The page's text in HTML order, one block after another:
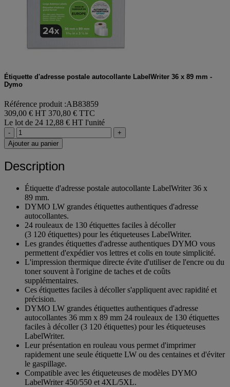
Étiquette d'adresse postale autocollante LabelWriter 36 x 89 mm -
Dymo
Référence produit :AB83859
309,00 € HT 370,80 € TTC
Le lot de 24 12,88 € HT l'unité
-
+
Ajouter au panier
Description
Étiquette d'adresse postale autocollante LabelWriter 36 x
89 mm.
DYMO LW grandes étiquettes authentiques d'adresse
autocollantes.
24 rouleaux de 130 étiquettes faciles à décoller
(3 120 étiquettes) pour les étiqueteuses LabelWriter.
Les grandes étiquettes d'adresse authentiques DYMO vous
permettent d'expédier vos lettres et colis en toute simplicité.
L'impression thermique directe évite d'utiliser de l'encre ou du
toner souvent à l'origine de taches et de coûts
supplémentaires.
Ces étiquettes faciles à décoller s'appliquent avec rapidité et
précision.
DYMO LW grandes étiquettes authentiques d'adresse
autocollantes 36 mm x 89 mm 24 rouleaux de 130 étiquettes
faciles à décoller (3 120 étiquettes) pour les étiqueteuses
LabelWriter.
Leur présentation en rouleau vous permet d'imprimer
rapidement une seule étiquette LW ou des centaines et d'éviter
le gaspillage.
Compatible avec les étiqueteuses de modèles DYMO
LabelWriter 450/550 et 4XL/5XL.